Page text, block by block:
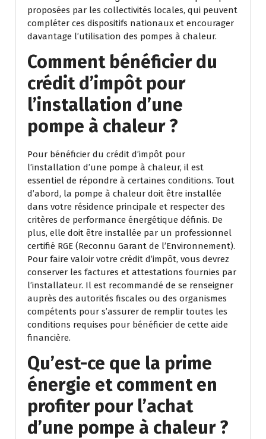
proposées par les collectivités locales, qui peuvent
compléter ces dispositifs nationaux et encourager
davantage l’utilisation des pompes à chaleur.
Comment bénéficier du
crédit d’impôt pour
l’installation d’une
pompe à chaleur ?
Pour bénéficier du crédit d’impôt pour
l’installation d’une pompe à chaleur, il est
essentiel de répondre à certaines conditions. Tout
d’abord, la pompe à chaleur doit être installée
dans votre résidence principale et respecter des
critères de performance énergétique définis. De
plus, elle doit être installée par un professionnel
certifié RGE (Reconnu Garant de l’Environnement).
Pour faire valoir votre crédit d’impôt, vous devrez
conserver les factures et attestations fournies par
l’installateur. Il est recommandé de se renseigner
auprès des autorités fiscales ou des organismes
compétents pour s’assurer de remplir toutes les
conditions requises pour bénéficier de cette aide
financière.
Qu’est-ce que la prime
énergie et comment en
profiter pour l’achat
d’une pompe à chaleur ?